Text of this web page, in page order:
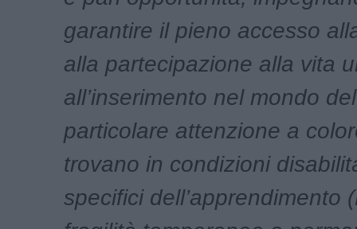
garantire il pieno accesso
alla partecipazione alla vita
all’inserimento nel mondo
particolare attenzione a
trovano in condizioni
specifici dell’apprendimento